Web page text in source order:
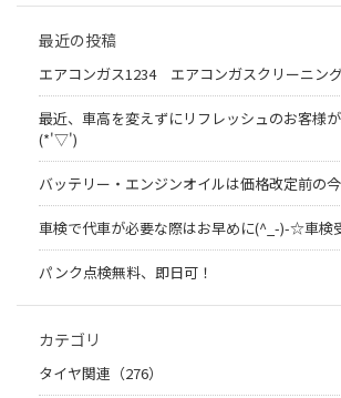
最近の投稿
エアコンガス1234 エアコンガスクリーニン
最近、車高を変えずにリフレッシュのお客様
(*'▽')
バッテリー・エンジンオイルは価格改定前の
車検で代車が必要な際はお早めに(^_-)-☆車検
パンク点検無料、即日可！
カテゴリ
タイヤ関連（276）